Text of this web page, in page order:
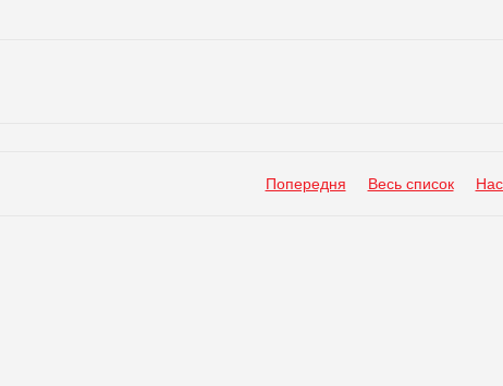
Попередня Весь список